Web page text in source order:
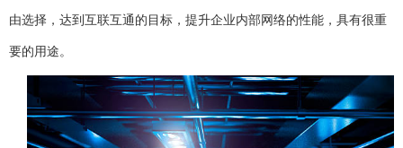
由选择，达到互联互通的目标，提升企业内部网络的性能，具有很重
要的用途。